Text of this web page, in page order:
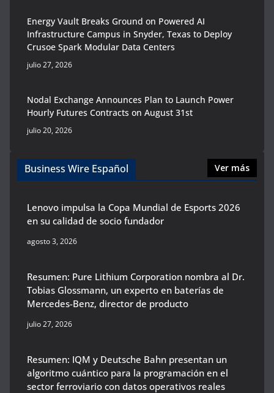
Energy Vault Breaks Ground on Powered AI
Infrastructure Campus in Snyder, Texas to Deploy
Crusoe Spark Modular Data Centers
julio 27, 2026
Nodal Exchange Announces Plan to Launch Power
Hourly Futures Contracts on August 31st
julio 20, 2026
Business Wire Español Ver más
Lenovo impulsa la Copa Mundial de Esports 2026
en su calidad de socio fundador
agosto 3, 2026
Resumen: Pure Lithium Corporation nombra al Dr.
Tobias Glossmann, un experto en baterías de
Mercedes-Benz, director de producto
julio 27, 2026
Resumen: IQM y Deutsche Bahn presentan un
algoritmo cuántico para la programación en el
sector ferroviario con datos operativos reales